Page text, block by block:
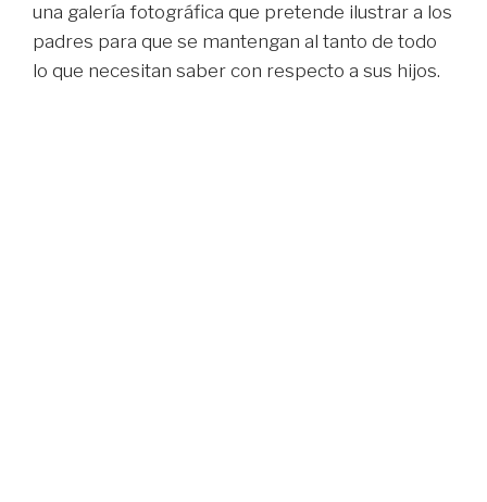
una galería fotográfica que pretende ilustrar a los
padres para que se mantengan al tanto de todo
lo que necesitan saber con respecto a sus hijos.